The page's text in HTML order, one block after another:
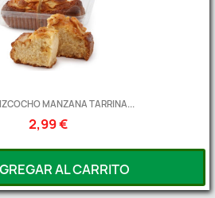
MANZANA TARRINA...
2,99 €
AL CARRITO